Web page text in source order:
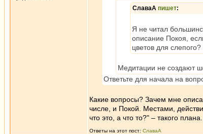
СлаваА пишет:
Я не читал
описание Покоя,
цветов для слепого?
Медитации не создают
Ответьте для начала на
Какие вопросы? Зачем мне
числе, и Покой. Местами,
что это, а что то?" – такого
Ответы на этот пост: СлаваА